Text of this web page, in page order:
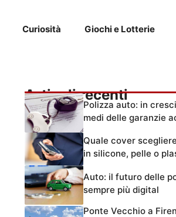
Curiosità Giochi e Lotterie
Articoli recenti
Polizza auto: in
medi delle garanzie
Quale cover
in silicone, pelle o
Auto: il futuro delle
sempre più digital
Ponte Vecchio a